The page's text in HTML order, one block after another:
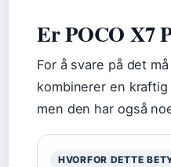
Er POCO X7
For å svare på det
kombinerer en
men den har også
HVORFOR DETTE